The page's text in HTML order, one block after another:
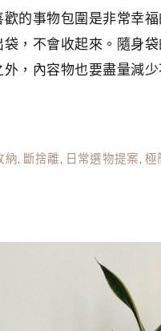
的事物包圍是非常幸
，不會收起來。隨身
，內容物也要盡量減
納, 斷捨離, 日常選物提案, 極